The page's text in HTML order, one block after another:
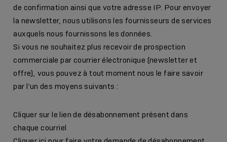
de confirmation ainsi que votre adresse IP. Pour envoyer
la newsletter, nous utilisons les fournisseurs de services
auxquels nous fournissons les données.
Si vous ne souhaitez plus recevoir de prospection
commerciale par courrier électronique (newsletter et
offre), vous pouvez à tout moment nous le faire savoir
par l’un des moyens suivants :
Cliquer sur le lien de désabonnement présent dans
chaque courriel